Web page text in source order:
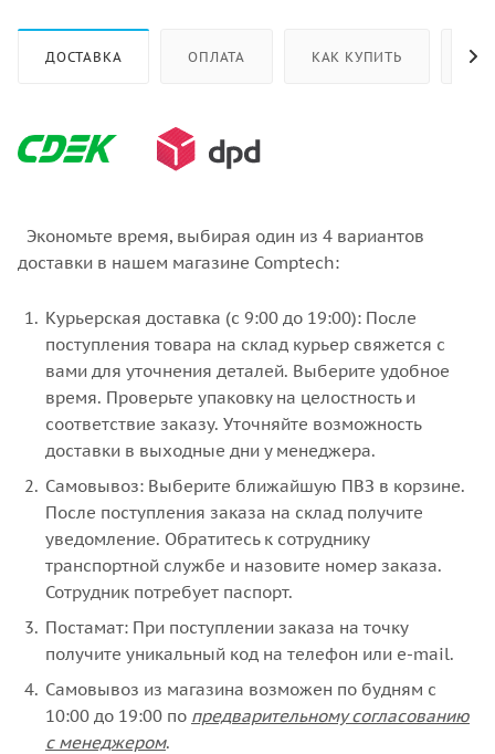
ДОСТАВКА ОПЛАТА КАК КУПИТЬ
Экономьте время, выбирая один из 4 вариантов
доставки в нашем магазине Comptech:
Курьерская доставка (с 9:00 до 19:00): После
поступления товара на склад курьер свяжется с
вами для уточнения деталей. Выберите удобное
время. Проверьте упаковку на целостность и
соответствие заказу. Уточняйте возможность
доставки в выходные дни у менеджера.
Самовывоз: Выберите ближайшую ПВЗ в корзине.
После поступления заказа на склад получите
уведомление. Обратитесь к сотруднику
транспортной службе и назовите номер заказа.
Сотрудник потребует паспорт.
Постамат: При поступлении заказа на точку
получите уникальный код на телефон или e-mail.
Самовывоз из магазина возможен по будням с
10:00 до 19:00 по предварительному согласованию
с менеджером.